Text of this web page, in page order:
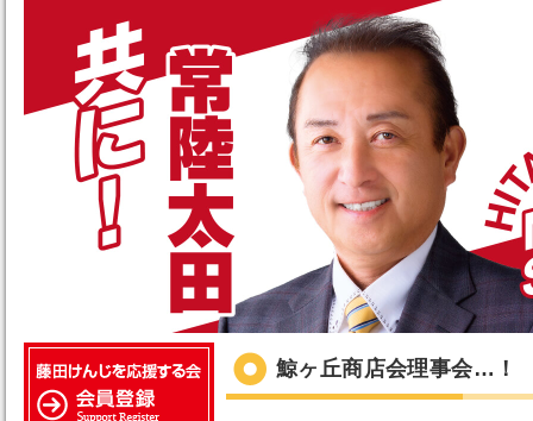
鯨ヶ丘商店会理事会…！